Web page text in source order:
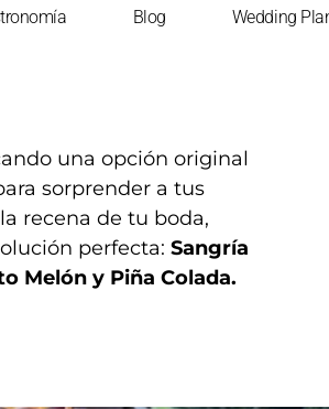
Blog Wedding
una opción original
sorprender a tus
recena de tu boda,
perfecta: Sangría
Melón y Piña Colada.